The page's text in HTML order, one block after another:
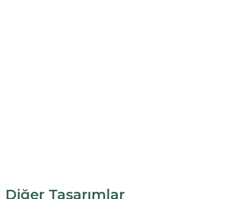
Diğer Tasarımlar